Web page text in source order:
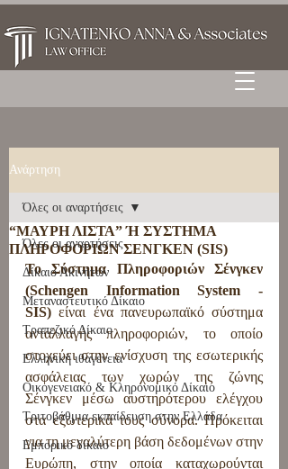
Ανάρτηση
Όλες οι αναρτήσεις
Δίκαιο Ακινήτων
Μεταναστευτικό Δίκαιο
Τραπεζικό Δίκαιο
Ελληνική ιθαγένεια
Οικογενειακό & Κληρονομικό Δίκαιο
Τριτοβάθμια εκπαίδευση στην Ελλάδα
Εμπορικό δίκαιο
Όλες οι αναρτήσεις
“ΜΑΥΡΗ ΛΙΣΤΑ” Ή ΣΥΣΤΗΜΑ
ΠΛΗΡΟΦΟΡΙΩΝ ΣΕΝΓΚΕΝ (SIS)
Το Σύστημα Πληροφοριών Σένγκεν
(Schengen Information System -
SIS) είναι ένα πανευρωπαϊκό σύστημα
ανταλλαγής πληροφοριών, το οποίο
στοχεύει στην ενίσχυση της εσωτερικής
ασφάλειας των χωρών της ζώνης
Σένγκεν μέσω αυστηρότερου ελέγχου
στα εξωτερικά τους σύνορα. Πρόκειται
για τη μεγαλύτερη βάση δεδομένων στην
Ευρώπη, στην οποία καταχωρούνται